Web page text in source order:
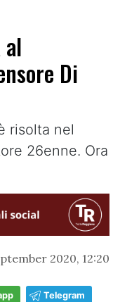
Di
risolta nel
26enne. Ora
2020, 12:20
Telegram